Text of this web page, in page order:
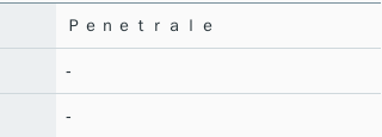
Ｐｅｎｅｔｒａｌｅ
-
-